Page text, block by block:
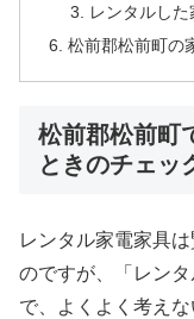
レンタルし
松前郡松前町の
松前郡松前町
ときのチェッ
レンタル家電家具
のですが、「レン
で、よくよく考え